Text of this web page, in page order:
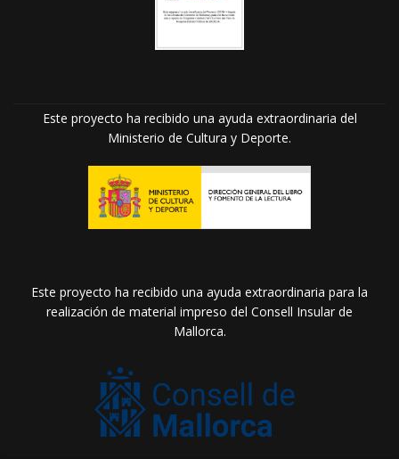
Este proyecto ha recibido una ayuda extraordinaria del
Ministerio de Cultura y Deporte.
Este proyecto ha recibido una ayuda extraordinaria para la
realización de material impreso del Consell Insular de
Mallorca.